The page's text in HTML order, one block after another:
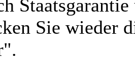
Sie wieder